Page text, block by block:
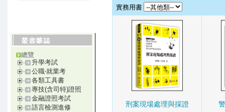
總覽
升學考試
公職‧就業考
各類工具書
專技(含司特)證照
金融證照考試
語言檢測進修
實務用書
刑案現場處理與採證